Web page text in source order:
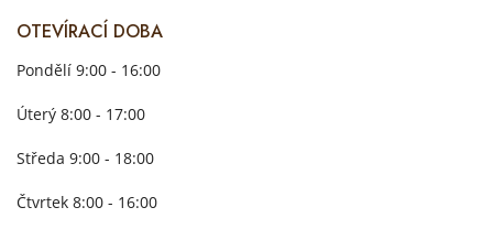
OTEVÍRACÍ DOBA
Pondělí 9:00 - 16:00
Úterý 8:00 - 17:00
Středa 9:00 - 18:00
Čtvrtek 8:00 - 16:00